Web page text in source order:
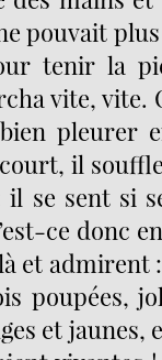
pouvait
tenir la
vite,
pleurer
il
se sent si
ce donc
et admirent
poupées,
et jaunes,